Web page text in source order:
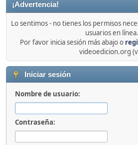
¡Advertencia!
Lo sentimos - no tienes los permisos
usuarios en línea.
Por favor inicia sesión más abajo o
videoedicion.org
Iniciar sesión
Nombre de usuario:
Contraseña: